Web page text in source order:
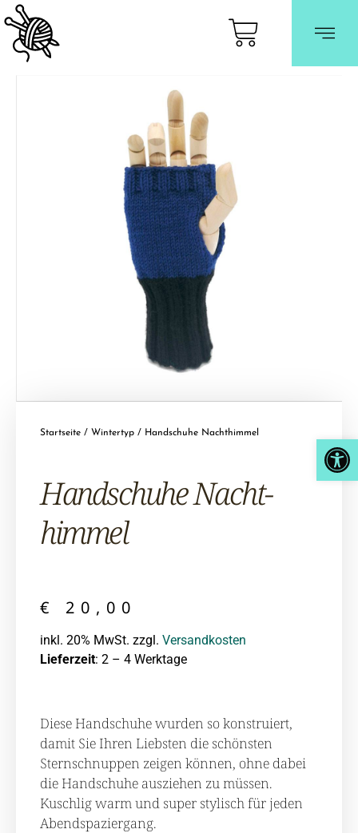
Startseite / Wintertyp / Handschuhe Nachthimmel
Hand­schuhe Nacht­
himmel
€ 20,00
inkl. 20% MwSt. zzgl. Versandkosten
Lieferzeit: 2 – 4 Werktage
Diese Handschuhe wurden so konstruiert,
damit Sie Ihren Liebsten die schönsten
Sternschnuppen zeigen können, ohne dabei
die Handschuhe ausziehen zu müssen.
Kuschlig warm und super stylisch für jeden
Abendspaziergang.